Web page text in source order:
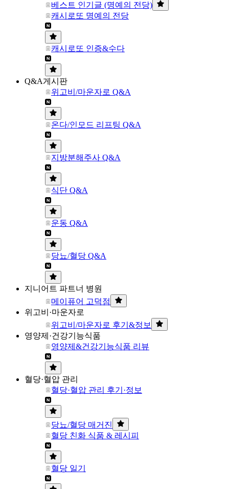
베스트 인기글 (명예의 전당)
캐시로또 명예의 전당
캐시로또 인증&수다
Q&A게시판
위고비/마운자로 Q&A
온다/인모드 리프팅 Q&A
지방분해주사 Q&A
식단 Q&A
운동 Q&A
당뇨/혈당 Q&A
지니어트 파트너 병원
메이퓨어 고덕점
위고비·마운자로
위고비/마운자로 후기&정보
영양제·건강기능식품
영양제&건강기능식품 리뷰
혈당·혈압 관리
혈당·혈압 관리 후기·정보
당뇨/혈당 매거진
혈당 친화 식품 & 레시피
혈당 일기